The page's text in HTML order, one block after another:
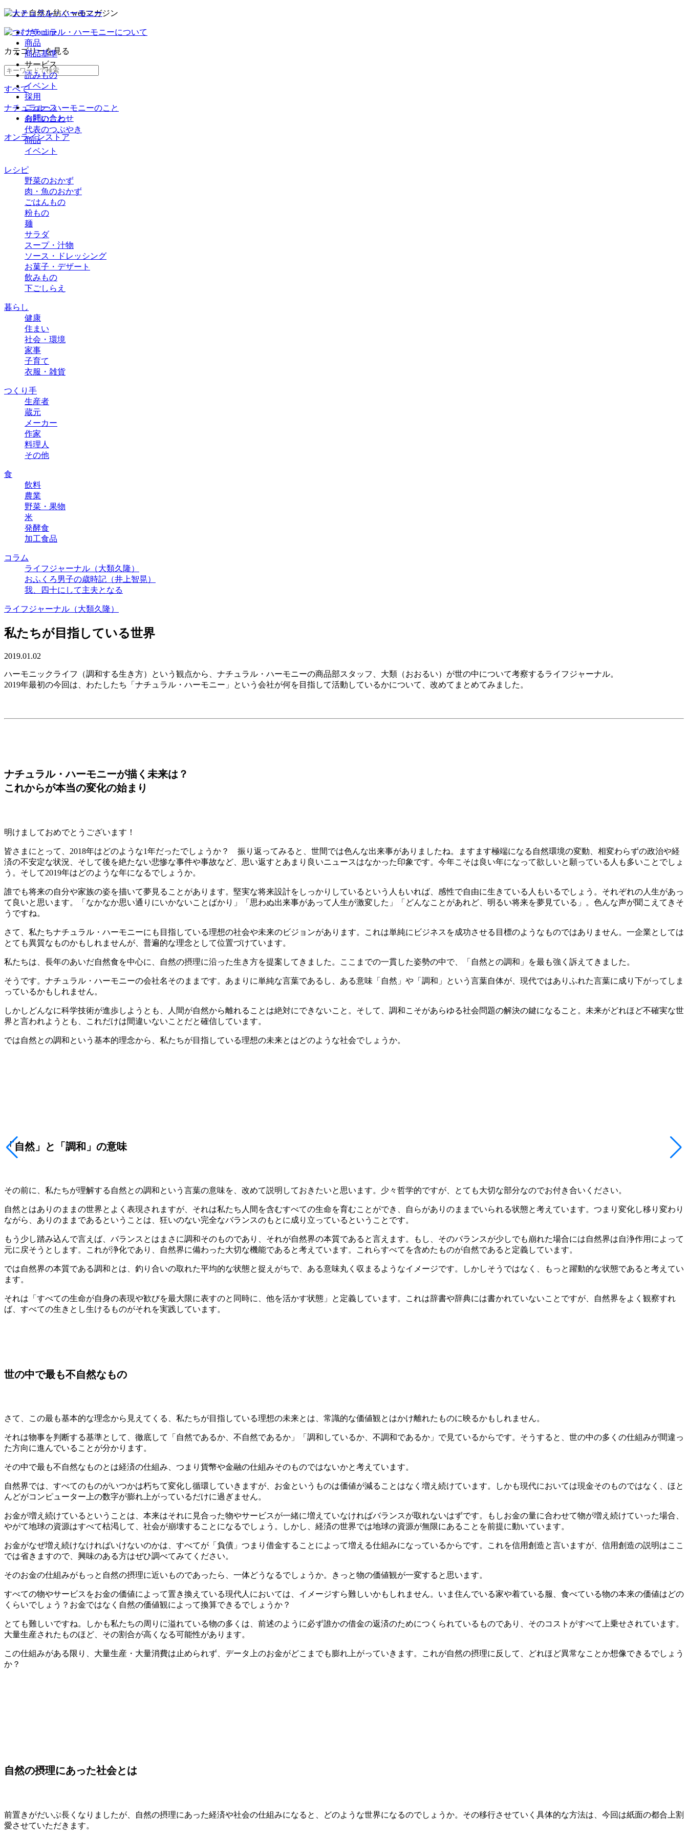
ナチュラル・ハーモニーについて
商品
商品基準
サービス
読みもの
イベント
採用
ニュース
お問い合わせ
オンラインストア
カテゴリーを見る
すべて
ナチュラル・ハーモニーのこと
会社のこと
代表のつぶやき
商品
イベント
レシピ
野菜のおかず
肉・魚のおかず
ごはんもの
粉もの
麺
サラダ
スープ・汁物
ソース・ドレッシング
お菓子・デザート
飲みもの
下ごしらえ
暮らし
健康
住まい
社会・環境
家事
子育て
衣服・雑貨
つくり手
生産者
蔵元
メーカー
作家
料理人
その他
食
飲料
農業
野菜・果物
米
発酵食
加工食品
コラム
ライフジャーナル（大類久隆）
おふくろ男子の歳時記（井上智晃）
我、四十にして主夫となる
ライフジャーナル（大類久隆）
私たちが目指している世界
2019.01.02
ハーモニックライフ（調和する生き方）という観点から、ナチュラル・ハーモニーの商品部スタッフ、大類（おおるい）が世の中について考察するライフジャーナル。
2019年最初の今回は、わたしたち「ナチュラル・ハーモニー」という会社が何を目指して活動しているかについて、改めてまとめてみました。
ナチュラル・ハーモニーが描く未来は？
これからが本当の変化の始まり
明けましておめでとうございます！
皆さまにとって、2018年はどのような1年だったでしょうか？ 振り返ってみると、世間では色んな出来事がありましたね。ますます極端になる自然環境の変動、相変わらずの政治や経
済の不安定な状況、そして後を絶たない悲惨な事件や事故など、思い返すとあまり良いニュースはなかった印象です。今年こそは良い年になって欲しいと願っている人も多いことでしょ
う。そして2019年はどのような年になるでしょうか。
誰でも将来の自分や家族の姿を描いて夢見ることがあります。堅実な将来設計をしっかりしているという人もいれば、感性で自由に生きている人もいるでしょう。それぞれの人生があっ
て良いと思います。「なかなか思い通りにいかないことばかり」「思わぬ出来事があって人生が激変した」「どんなことがあれど、明るい将来を夢見ている」。色んな声が聞こえてきそ
うですね。
さて、私たちナチュラル・ハーモニーにも目指している理想の社会や未来のビジョンがあります。これは単純にビジネスを成功させる目標のようなものではありません。一企業としては
とても異質なものかもしれませんが、普遍的な理念として位置づけています。
私たちは、長年のあいだ自然食を中心に、自然の摂理に沿った生き方を提案してきました。ここまでの一貫した姿勢の中で、「自然との調和」を最も強く訴えてきました。
そうです。ナチュラル・ハーモニーの会社名そのままです。あまりに単純な言葉であるし、ある意味「自然」や「調和」という言葉自体が、現代ではありふれた言葉に成り下がってしま
っているかもしれません。
しかしどんなに科学技術が進歩しようとも、人間が自然から離れることは絶対にできないこと。そして、調和こそがあらゆる社会問題の解決の鍵になること。未来がどれほど不確実な世
界と言われようとも、これだけは間違いないことだと確信しています。
では自然との調和という基本的理念から、私たちが目指している理想の未来とはどのような社会でしょうか。
「自然」と「調和」の意味
その前に、私たちが理解する自然との調和という言葉の意味を、改めて説明しておきたいと思います。少々哲学的ですが、とても大切な部分なのでお付き合いください。
自然とはありのままの世界とよく表現されますが、それは私たち人間を含むすべての生命を育むことができ、自らがありのままでいられる状態と考えています。つまり変化し移り変わり
ながら、ありのままであるということは、狂いのない完全なバランスのもとに成り立っているということです。
もう少し踏み込んで言えば、バランスとはまさに調和そのものであり、それが自然界の本質であると言えます。もし、そのバランスが少しでも崩れた場合には自然界は自浄作用によって
元に戻そうとします。これが浄化であり、自然界に備わった大切な機能であると考えています。これらすべてを含めたものが自然であると定義しています。
では自然界の本質である調和とは、釣り合いの取れた平均的な状態と捉えがちで、ある意味丸く収まるようなイメージです。しかしそうではなく、もっと躍動的な状態であると考えてい
ます。
それは「すべての生命が自身の表現や歓びを最大限に表すのと同時に、他を活かす状態」と定義しています。これは辞書や辞典には書かれていないことですが、自然界をよく観察すれ
ば、すべての生きとし生けるものがそれを実践しています。
世の中で最も不自然なもの
さて、この最も基本的な理念から見えてくる、私たちが目指している理想の未来とは、常識的な価値観とはかけ離れたものに映るかもしれません。
それは物事を判断する基準として、徹底して「自然であるか、不自然であるか」「調和しているか、不調和であるか」で見ているからです。そうすると、世の中の多くの仕組みが間違っ
た方向に進んでいることが分かります。
その中で最も不自然なものとは経済の仕組み、つまり貨幣や金融の仕組みそのものではないかと考えています。
自然界では、すべてのものがいつかは朽ちて変化し循環していきますが、お金というものは価値が減ることはなく増え続けています。しかも現代においては現金そのものではなく、ほと
んどがコンピューター上の数字が膨れ上がっているだけに過ぎません。
お金が増え続けているということは、本来はそれに見合った物やサービスが一緒に増えていなければバランスが取れないはずです。もしお金の量に合わせて物が増え続けていった場合、
やがて地球の資源はすべて枯渇して、社会が崩壊することになるでしょう。しかし、経済の世界では地球の資源が無限にあることを前提に動いています。
お金がなぜ増え続けなければいけないのかは、すべてが「負債」つまり借金することによって増える仕組みになっているからです。これを信用創造と言いますが、信用創造の説明はここ
では省きますので、興味のある方はぜひ調べてみてください。
そのお金の仕組みがもっと自然の摂理に近いものであったら、一体どうなるでしょうか。きっと物の価値観が一変すると思います。
すべての物やサービスをお金の価値によって置き換えている現代人においては、イメージすら難しいかもしれません。いま住んでいる家や着ている服、食べている物の本来の価値はどの
くらいでしょう？お金ではなく自然の価値観によって換算できるでしょうか？
とても難しいですね。しかも私たちの周りに溢れている物の多くは、前述のように必ず誰かの借金の返済のためにつくられているものであり、そのコストがすべて上乗せされています。
大量生産されたものほど、その割合が高くなる可能性があります。
この仕組みがある限り、大量生産・大量消費は止められず、データ上のお金がどこまでも膨れ上がっていきます。これが自然の摂理に反して、どれほど異常なことか想像できるでしょう
か？
自然の摂理にあった社会とは
前置きがだいぶ長くなりましたが、自然の摂理にあった経済や社会の仕組みになると、どのような世界になるのでしょうか。その移行させていく具体的な方法は、今回は紙面の都合上割
愛させていただきます。